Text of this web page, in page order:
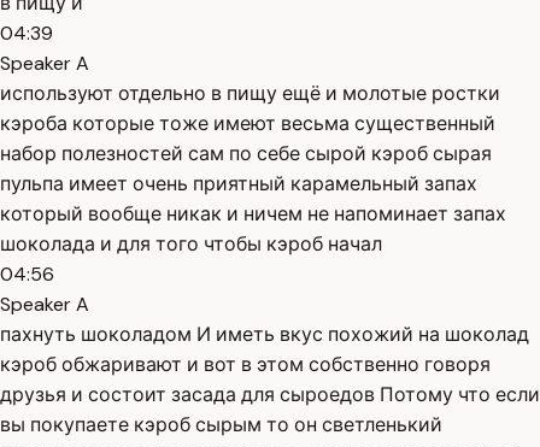
04:39
Speaker A
используют отдельно в пищу ещё и молотые ростки
кэроба которые тоже имеют весьма существенный
набор полезностей сам по себе сырой кэроб сырая
пульпа имеет очень приятный карамельный запах
который вообще никак и ничем не напоминает запах
шоколада и для того чтобы кэроб начал
04:56
Speaker A
пахнуть шоколадом И иметь вкус похожий на шоколад
кэроб обжаривают и вот в этом собственно говоря
друзья и состоит засада для сыроедов Потому что если
вы покупаете кэроб сырым то он светленький